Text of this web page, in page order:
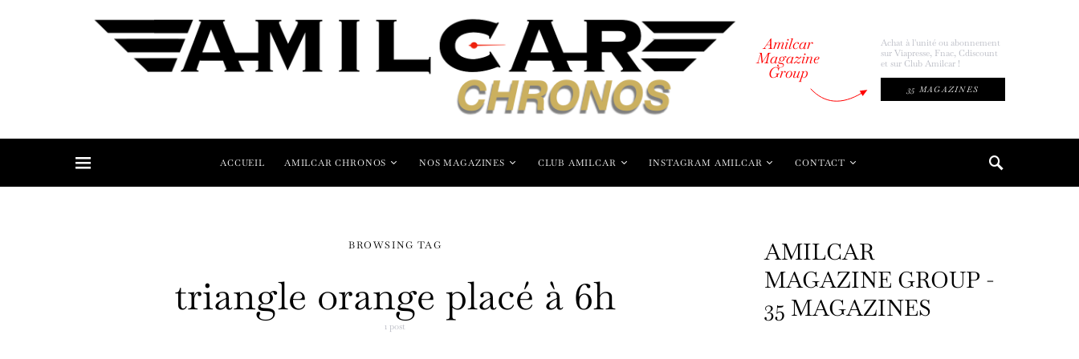
Amilcar
Magazine
Group
Achat à l'unité ou abonnement
sur Viapresse, Fnac, Cdiscount
et sur Club Amilcar !
35 MAGAZINES
ACCUEIL AMILCAR CHRONOS NOS MAGAZINES CLUB AMILCAR INSTAGRAM AMILCAR CONTACT
BROWSING TAG
triangle orange placé à 6h
1 post
AMILCAR
MAGAZINE GROUP -
35 MAGAZINES